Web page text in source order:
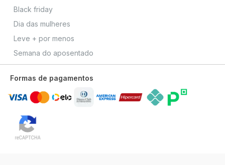
Black friday
Dia das mulheres
Leve + por menos
Semana do aposentado
Formas de pagamentos